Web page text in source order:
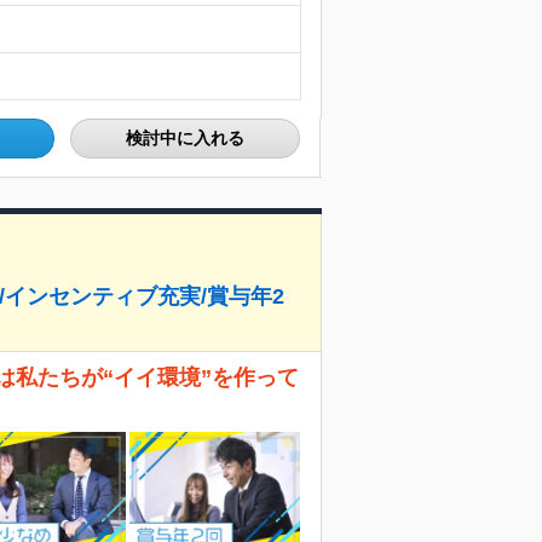
検討中に入れる
ンセンティブ充実/賞与年2
私たちが“イイ環境”を作って